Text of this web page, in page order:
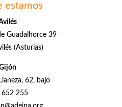
estamos
Guadalhorce 39
(Asturias)
62, bajo
652 255